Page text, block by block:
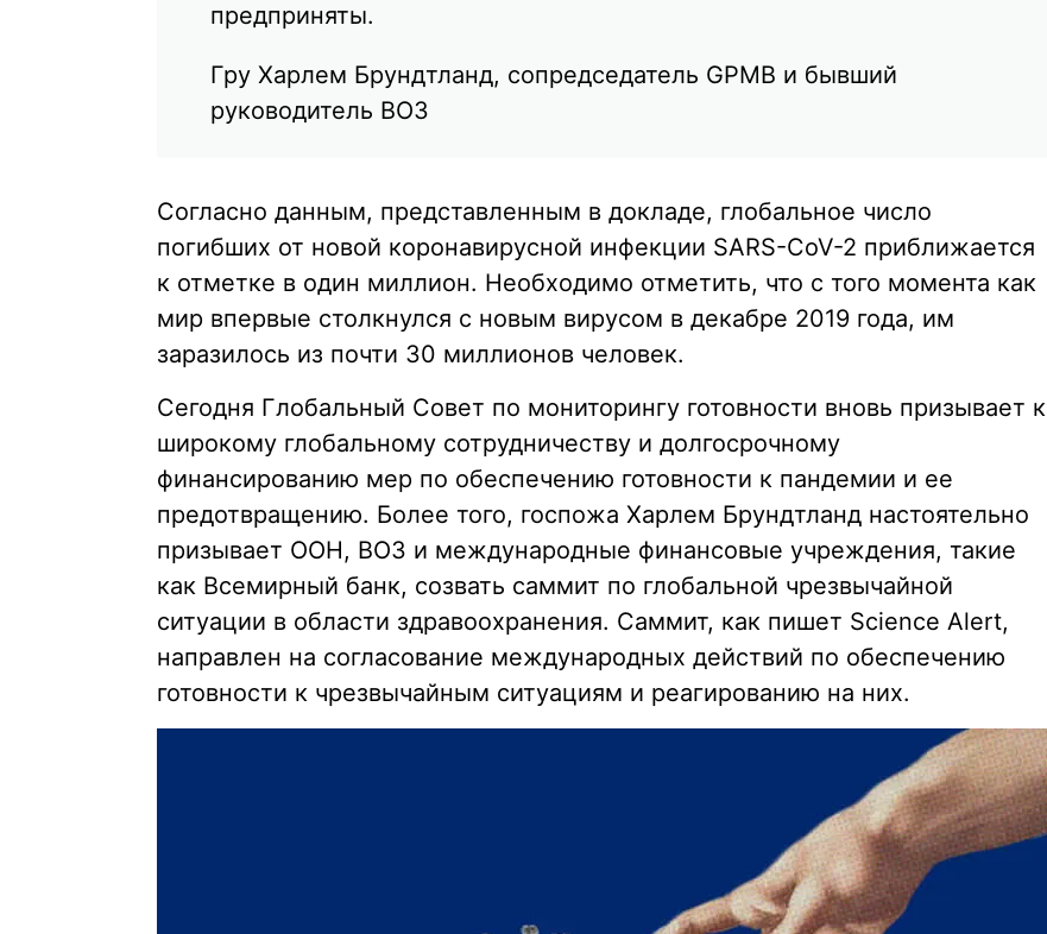
предприняты.
Гру Харлем Брундтланд, сопредседатель GPMB и бывший
руководитель ВОЗ
Согласно данным, представленным в докладе, глобальное число
погибших от новой коронавирусной инфекции SARS-CoV-2 приближается
к отметке в один миллион. Необходимо отметить, что с того момента как
мир впервые столкнулся с новым вирусом в декабре 2019 года, им
заразилось из почти 30 миллионов человек.
Сегодня Глобальный Совет по мониторингу готовности вновь призывает к
широкому глобальному сотрудничеству и долгосрочному
финансированию мер по обеспечению готовности к пандемии и ее
предотвращению. Более того, госпожа Харлем Брундтланд настоятельно
призывает ООН, ВОЗ и международные финансовые учреждения, такие
как Всемирный банк, созвать саммит по глобальной чрезвычайной
ситуации в области здравоохранения. Саммит, как пишет Science Alert,
направлен на согласование международных действий по обеспечению
готовности к чрезвычайным ситуациям и реагированию на них.